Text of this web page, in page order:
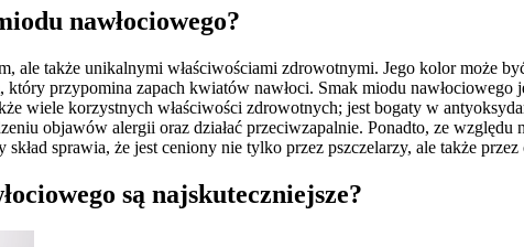
nawłociowego?
także unikalnymi właściwościami zdrowotnymi. Jego kolor może
przypomina zapach kwiatów nawłoci. Smak miodu
wiele korzystnych właściwości zdrowotnych; jest bogaty w
objawów alergii oraz działać przeciwzapalnie. Ponadto, ze
sprawia, że jest ceniony nie tylko przez pszczelarzy, ale także
są najskuteczniejsze?